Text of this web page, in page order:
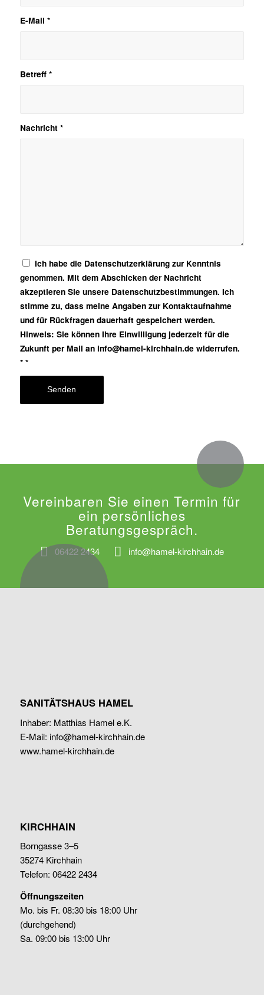
E-Mail *
Betreff *
Nachricht *
Ich habe die Datenschutzerklärung zur Kenntnis
genommen. Mit dem Abschicken der Nachricht
akzeptieren Sie unsere Datenschutzbestimmungen. Ich
stimme zu, dass meine Angaben zur Kontaktaufnahme
und für Rückfragen dauerhaft gespeichert werden.
Hinweis: Sie können Ihre Einwilligung jederzeit für die
Zukunft per Mail an info@hamel-kirchhain.de widerrufen.
* *
Vereinbaren Sie einen Termin für
ein persönliches
Beratungsgespräch.
06422 2434 info@hamel-kirchhain.de
SANITÄTSHAUS HAMEL
Inhaber: Matthias Hamel e.K.
E-Mail: info@hamel-kirchhain.de
www.hamel-kirchhain.de
KIRCHHAIN
Borngasse 3–5
35274 Kirchhain
Telefon: 06422 2434
Öffnungszeiten
Mo. bis Fr. 08:30 bis 18:00 Uhr
(durchgehend)
Sa. 09:00 bis 13:00 Uhr